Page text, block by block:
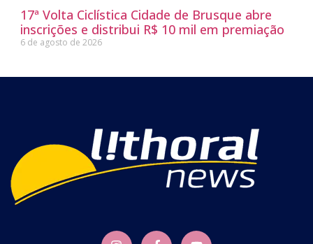
17ª Volta Ciclística Cidade de Brusque abre
inscrições e distribui R$ 10 mil em premiação
6 de agosto de 2026